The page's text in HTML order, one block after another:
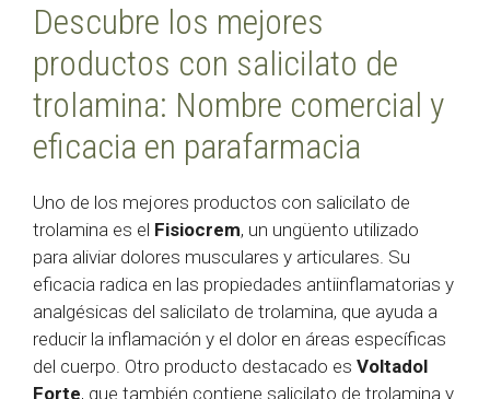
Descubre los mejores
productos con salicilato de
trolamina: Nombre comercial y
eficacia en parafarmacia
Uno de los mejores productos con salicilato de
trolamina es el Fisiocrem, un ungüento utilizado
para aliviar dolores musculares y articulares. Su
eficacia radica en las propiedades antiinflamatorias y
analgésicas del salicilato de trolamina, que ayuda a
reducir la inflamación y el dolor en áreas específicas
del cuerpo. Otro producto destacado es Voltadol
Forte, que también contiene salicilato de trolamina y